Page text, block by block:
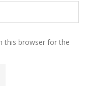
this browser for the